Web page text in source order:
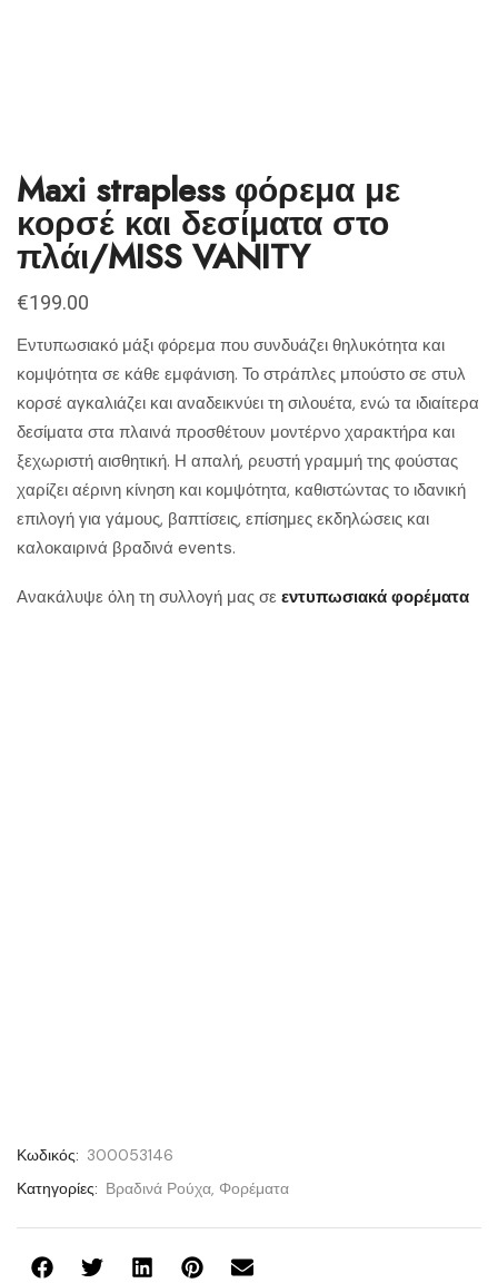
Maxi strapless φόρεμα με
κορσέ και δεσίματα στο
πλάι/MISS VANITY
€199.00
Εντυπωσιακό μάξι φόρεμα που συνδυάζει θηλυκότητα και
κομψότητα σε κάθε εμφάνιση. Το στράπλες μπούστο σε στυλ
κορσέ αγκαλιάζει και αναδεικνύει τη σιλουέτα, ενώ τα ιδιαίτερα
δεσίματα στα πλαινά προσθέτουν μοντέρνο χαρακτήρα και
ξεχωριστή αισθητική. Η απαλή, ρευστή γραμμή της φούστας
χαρίζει αέρινη κίνηση και κομψότητα, καθιστώντας το ιδανική
επιλογή για γάμους, βαπτίσεις, επίσημες εκδηλώσεις και
καλοκαιρινά βραδινά events.
Ανακάλυψε όλη τη συλλογή μας σε εντυπωσιακά φορέματα
Κωδικός: 300053146
Κατηγορίες: Βραδινά Ρούχα, Φορέματα